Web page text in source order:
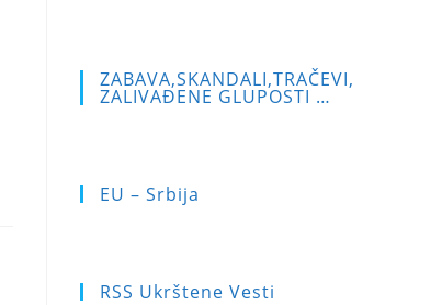
ZABAVA,SKANDALI,TRAČEVI,
ZALIVAĐENE GLUPOSTI …
EU – Srbija
RSS Ukrštene Vesti